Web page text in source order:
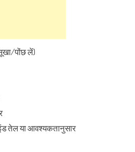
पोंछ लें)
तेल या आवश्यकतानुसार